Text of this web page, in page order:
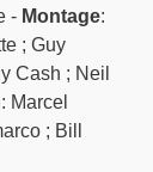
- Montage:
; Guy
Cash ; Neil
: Marcel
; Bill